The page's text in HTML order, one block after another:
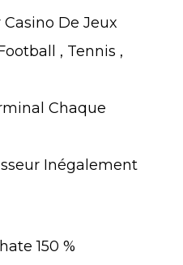
De Jeux
, Tennis ,
Chaque
Inégalement
150 %